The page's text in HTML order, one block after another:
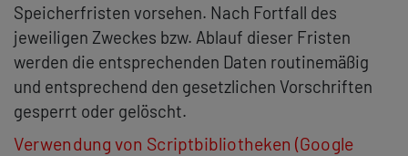
Speicherfristen vorsehen. Nach Fortfall des
jeweiligen Zweckes bzw. Ablauf dieser Fristen
werden die entsprechenden Daten routinemäßig
und entsprechend den gesetzlichen Vorschriften
gesperrt oder gelöscht.
Verwendung von Scriptbibliotheken (Google